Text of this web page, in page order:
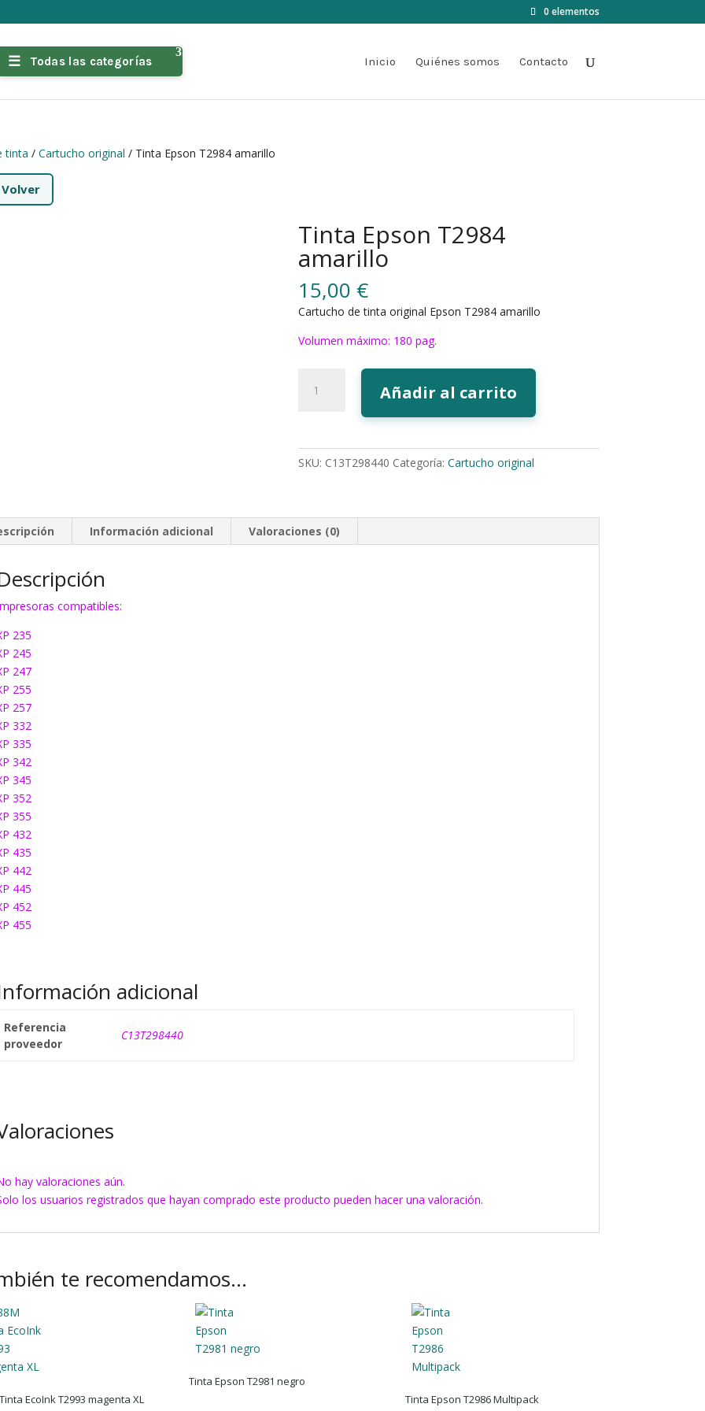
0 elementos
Todas las categorías Inicio Quiénes somos Contacto
tinta /Cartucho original / Tinta Epson T2984 amarillo
Volver
Tinta Epson T2984
amarillo
15,00 €
Cartucho de tinta original Epson T2984 amarillo
Volumen máximo: 180 pag.
Epson
cantidad
Añadir al carrito
SKU: C13T298440 Categoría: Cartucho original
Información adicional Valoraciones (0)
compatibles:
235
245
247
255
257
332
335
342
345
352
355
432
435
442
445
452
455
adicional
Referencia
proveedor
C13T298440
hay valoraciones aún.
los usuarios registrados que hayan comprado este producto pueden hacer una valoración.
te recomendamos…
EcoInk T2993 magenta XL
Tinta Epson T2981 negro
Tinta Epson T2986 Multipack